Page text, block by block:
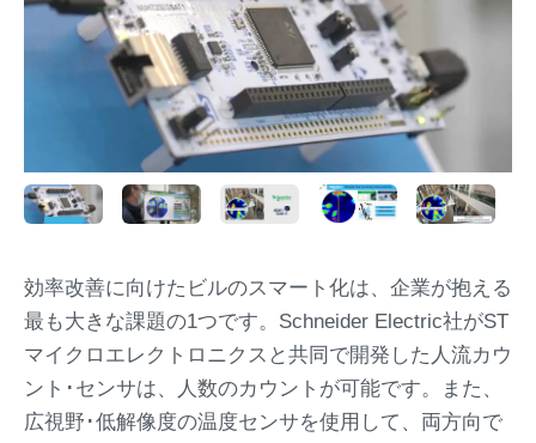
効率改善に向けたビルのスマート化は、企業が抱える
最も大きな課題の1つです。Schneider Electric社がST
マイクロエレクトロニクスと共同で開発した人流カウ
ント･センサは、人数のカウントが可能です。また、
広視野･低解像度の温度センサを使用して、両方向で